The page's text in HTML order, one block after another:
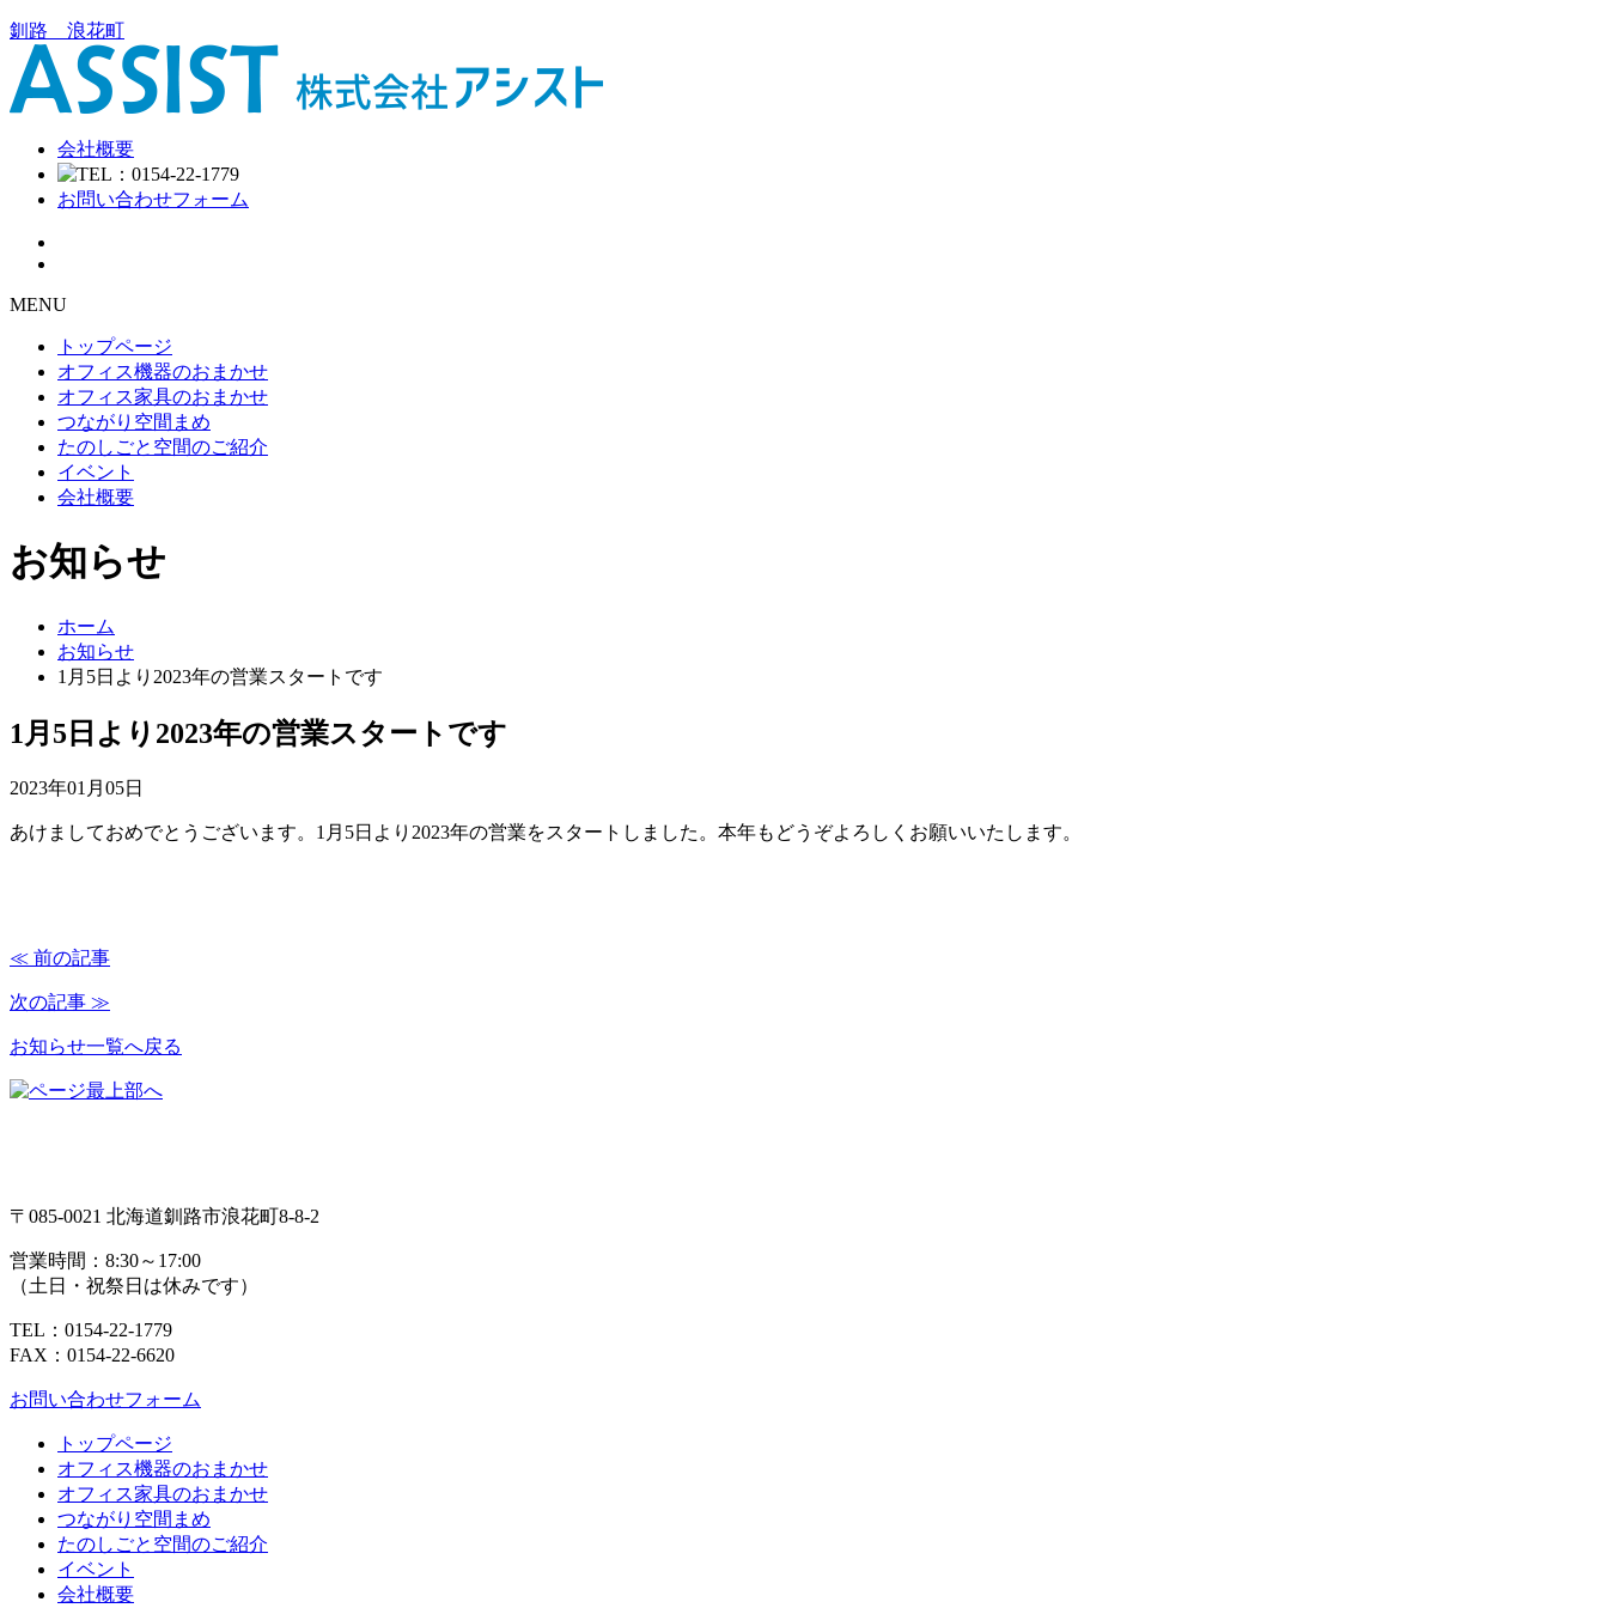
釧路 浪花町
会社概要
お問い合わせフォーム
MENU
トップページ
オフィス機器のおまかせ
オフィス家具のおまかせ
つながり空間まめ
たのしごと空間のご紹介
イベント
会社概要
お知らせ
ホーム
お知らせ
1月5日より2023年の営業スタートです
1月5日より2023年の営業スタートです
2023年01月05日
あけましておめでとうございます。1月5日より2023年の営業をスタートしました。本年もどうぞよろしくお願いいたします。
≪ 前の記事
次の記事 ≫
お知らせ一覧へ戻る
〒085-0021 北海道釧路市浪花町8-8-2
営業時間： 8:30～17:00
（土日・祝祭日は休みです）
TEL：0154-22-1779
FAX：0154-22-6620
お問い合わせフォーム
トップページ
オフィス機器のおまかせ
オフィス家具のおまかせ
つながり空間まめ
たのしごと空間のご紹介
イベント
会社概要